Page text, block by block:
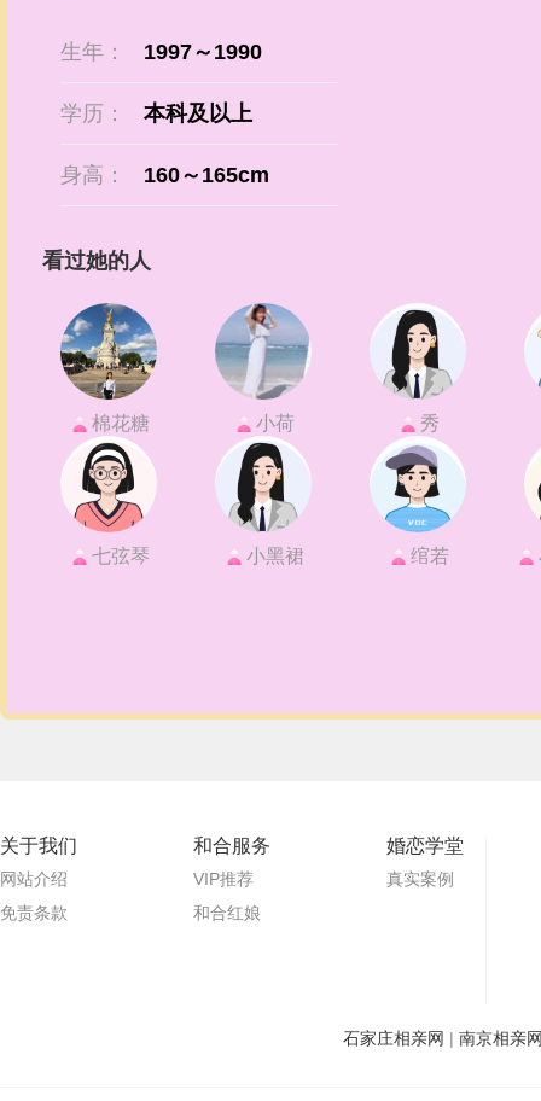
生年： 1997～1990
学历： 本科及以上
身高： 160～165cm
看过她的人
棉花糖 小荷 秀
七弦琴 小黑裙 绾若
关于我们
网站介绍
免责条款
和合服务
VIP推荐
和合红娘
婚恋学堂
真实案例
石家庄相亲网 | 南京相亲